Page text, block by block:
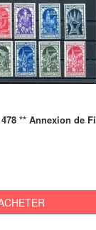
** Annexion de Fi